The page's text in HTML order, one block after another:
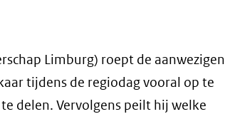
Limburg) roept de aanwezigen
tijdens de regiodag vooral op te
delen. Vervolgens peilt hij welke